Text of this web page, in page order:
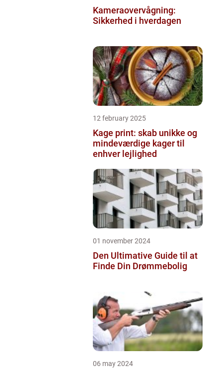
Kameraovervågning:
Sikkerhed i hverdagen
12 february 2025
Kage print: skab unikke og
mindeværdige kager til
enhver lejlighed
01 november 2024
Den Ultimative Guide til at
Finde Din Drømmebolig
06 may 2024